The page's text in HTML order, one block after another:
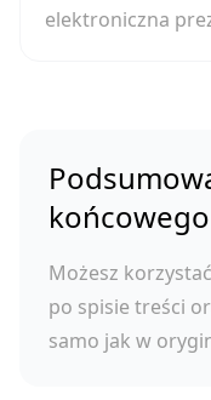
elektroniczna
końcowego
Możesz
po spisie treści
samo jak w